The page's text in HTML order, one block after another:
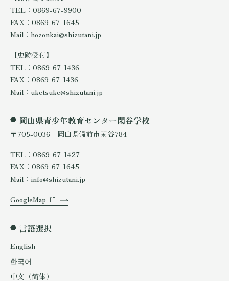
TEL：0869-67-9900
FAX：0869-67-1645
Mail：hozonkai@shizutani.jp
【史跡受付】
TEL：0869-67-1436
FAX：0869-67-1436
Mail：uketsuke@shizutani.jp
岡山県青少年教育センター閑谷学校
〒705-0036 岡山県備前市閑谷784
TEL：0869-67-1427
FAX：0869-67-1645
Mail：info@shizutani.jp
GoogleMap
言語選択
English
한국어
中文（简体）